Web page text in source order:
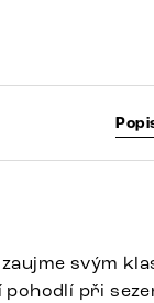
zaujme svým
pohodlí při